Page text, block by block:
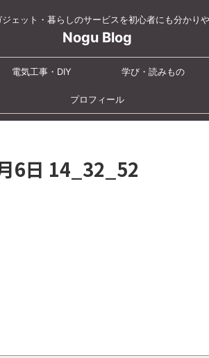
ェット・暮らしのサービスを初心者にも分かり
Nogu Blog
電気工事・DIY 学び・読みもの
プロフィール
6日 14_32_52